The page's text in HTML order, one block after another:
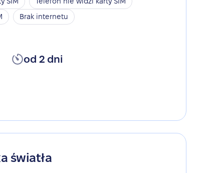
Brak internetu
od 2 dni
światła